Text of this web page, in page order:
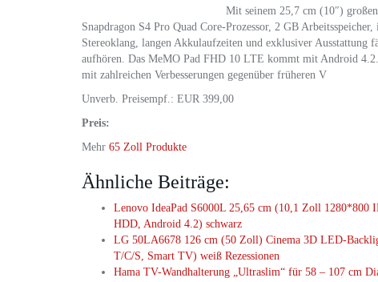
Mit seinem 25,7 cm (10″)
Snapdragon S4 Pro Quad Core-Prozessor, 2 GB
Stereoklang, langen Akkulaufzeiten und exklusiver Ausstattung
aufhören. Das MeMO Pad FHD 10 LTE kommt mit Android
mit zahlreichen Verbesserungen gegenüber früheren V
Unverb. Preisempf.: EUR 399,00
Preis:
Mehr 65 Zoll Produkte
Ähnliche Beiträge:
Lenovo IdeaPad S6000L 25,65 cm (10,1 Zoll
HDD, Android 4.2) schwarz
LG 50LA6678 126 cm (50 Zoll) Cinema 3D LED-
T/C/S, Smart TV) weiß Rezessionen
Hama TV-Wandhalterung „Ultraslim“ für 58 – 107 cm